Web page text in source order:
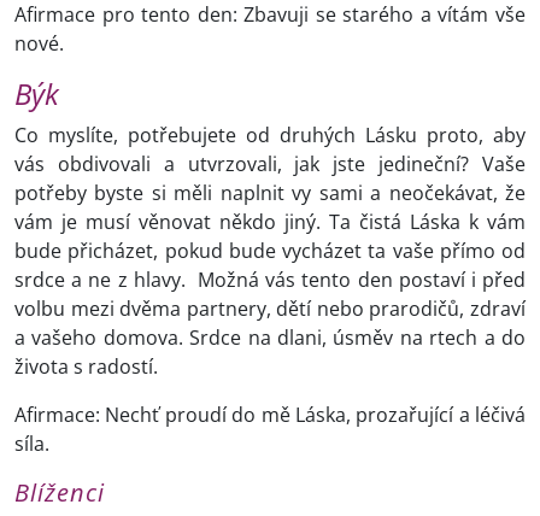
Afirmace pro tento den: Zbavuji se starého a vítám vše
nové.
Býk
Co myslíte, potřebujete od druhých Lásku proto, aby
vás obdivovali a utvrzovali, jak jste jedineční? Vaše
potřeby byste si měli naplnit vy sami a neočekávat, že
vám je musí věnovat někdo jiný. Ta čistá Láska k vám
bude přicházet, pokud bude vycházet ta vaše přímo od
srdce a ne z hlavy. Možná vás tento den postaví i před
volbu mezi dvěma partnery, dětí nebo prarodičů, zdraví
a vašeho domova. Srdce na dlani, úsměv na rtech a do
života s radostí.
Afirmace: Nechť proudí do mě Láska, prozařující a léčivá
síla.
Blíženci